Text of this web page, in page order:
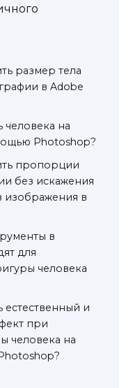
размер тела
в Adobe
человека на
Photoshop?
пропорции
без искажения
изображения в
в
для
человека
естественный и
при
человека на